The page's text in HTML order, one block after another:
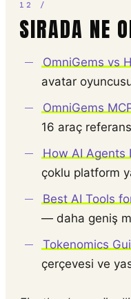
SIRADA NE
OmniGems vs
avatar
OmniGems
16 araç
How AI Agents
çoklu platform
Best AI Tools
— daha geniş
Tokenomics
çerçevesi ve